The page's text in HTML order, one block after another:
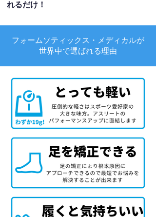
れるだけ！
フォームソティックス・メディカルが
世界中で選ばれる理由